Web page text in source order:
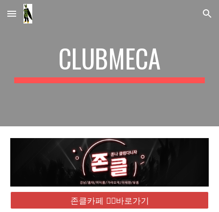
Skip to main content Skip to navigation
CLUBMECA
존클카페 ❤️‍🔥바로가기